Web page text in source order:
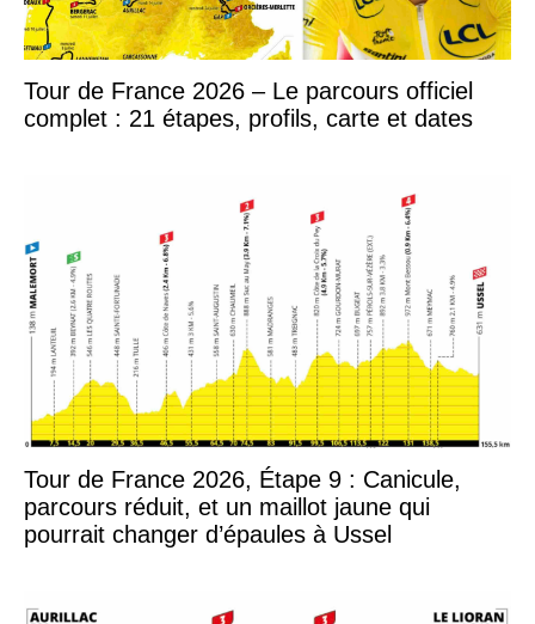
Tour de France 2026 – Le parcours officiel
complet : 21 étapes, profils, carte et dates
Tour de France 2026, Étape 9 : Canicule,
parcours réduit, et un maillot jaune qui
pourrait changer d’épaules à Ussel